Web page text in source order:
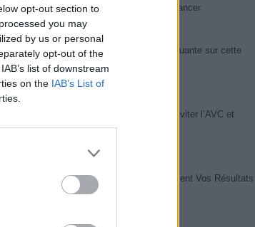
opt-out section to
you may
by us or personal
opt-out of the
list of downstream
on the IAB’s List of
après 60 ans : il peut révéler un cancer
1.3k views
Arthrose du genou : la vérité choquante sur cette
maladie en pleine expansion
4 Astuces de Cardiologues pour Éviter l’AVC et
Découvrez Comment Lire Facilement Vos Résultats